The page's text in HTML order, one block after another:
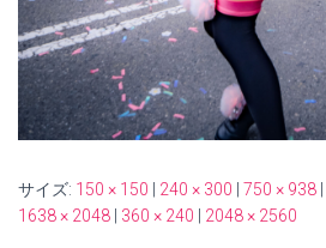
サイズ: 150 × 150 | 240 × 300 | 750 × 938 |
1638 × 2048 | 360 × 240 | 2048 × 2560